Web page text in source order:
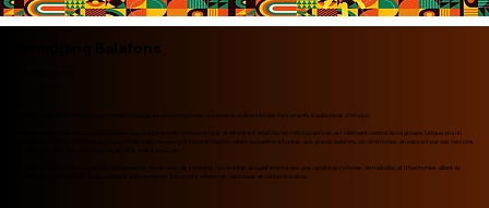
Memdjang Balafons
Le MEMDJANG BALAFONS est une formation unique qui explore la richesse sonore et la diversité des instruments traditionnels d'Afrique.
Le balafon, instrument à percussion similaire au xylophone mais fabriqué en bois et disposant de lames en métal ou en bois, est l'élément central de ce groupe. Unique en son
genre, composé de 06 balafonistes, chacun maîtrisant un type spécifique de balafon, allant du balafon à 5 notes, aux grands balafons de cérémonies, en passant par des versions
plus modernes avec des matériaux variés (bois, métal, peau, etc.)
Le groupe explore également par ces 03 danseuses de djembés les sonorités fascinantes du balafon à travers une variété de rythmes, de mélodies et d'harmonies, allant de
compositions traditionnelles à des créations plus modernes, fusionnant influences classiques et contemporaines.